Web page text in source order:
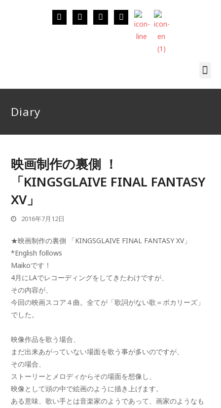
Diary
映画制作の裏側 ！
「KINGSGLAIVE FINAL FANTASY
XV」
2016年7月12日
★映画制作の裏側 「KINGSGLAIVE FINAL FANTASY XV」
*English follows
Maikoです！
4月にLAでレコーディングをしてきたわけですが、
その内容が、
今回の映画スコア４曲。全てが「歌詞がない歌＝ボカリーズ」
でした。
映像作品を歌う場合、
まだ出来あがっていない場面を歌う事が多いのですが、
その場合、
ストーリーとメロディからその場面を想像し、
映像として頭の中で絵画のように描き上げます。
ある意味、歌い手とは音楽家のようであって、画家のようなも